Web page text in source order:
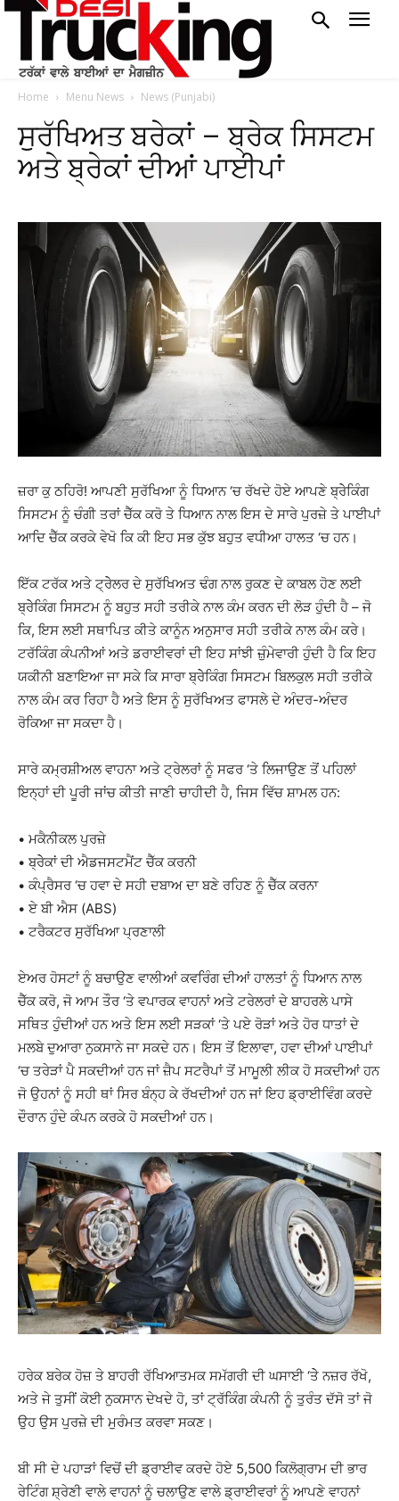
Home Menu News News (Punjabi)
ਸੁਰੱਖਿਅਤ ਬਰੇਕਾਂ – ਬ੍ਰੇਕ ਸਿਸਟਮ
ਅਤੇ ਬ੍ਰੇਕਾਂ ਦੀਆਂ ਪਾਈਪਾਂ
ਜ਼ਰਾ ਕੁ ਠਹਿਰੋ! ਆਪਣੀ ਸੁਰੱਖਿਆ ਨੂੰ ਧਿਆਨ ‘ਚ ਰੱਖਦੇ ਹੋਏ ਆਪਣੇ ਬ੍ਰੇੇਕਿੰਗ
ਸਿਸਟਮ ਨੂੰ ਚੰਗੀ ਤਰਾਂ ਚੈੱਕ ਕਰੋ ਤੇ ਧਿਆਨ ਨਾਲ ਇਸ ਦੇ ਸਾਰੇ ਪੁਰਜ਼ੇ ਤੇ ਪਾਈਪਾਂ
ਆਦਿ ਚੈੱਕ ਕਰਕੇ ਵੇਖੋ ਕਿ ਕੀ ਇਹ ਸਭ ਕੁੱਝ ਬਹੁਤ ਵਧੀਆ ਹਾਲਤ ‘ਚ ਹਨ।
ਇੱਕ ਟਰੱਕ ਅਤੇ ਟ੍ਰੇੇਲਰ ਦੇ ਸੁਰੱਖਿਅਤ ਢੰਗ ਨਾਲ ਰੁਕਣ ਦੇ ਕਾਬਲ ਹੋਣ ਲਈ
ਬ੍ਰੇੇਕਿੰਗ ਸਿਸਟਮ ਨੂੰ ਬਹੁਤ ਸਹੀ ਤਰੀਕੇ ਨਾਲ ਕੰਮ ਕਰਨ ਦੀ ਲੋੜ ਹੁੰਦੀ ਹੈ – ਜੋ
ਕਿ, ਇਸ ਲਈ ਸਥਾਪਿਤ ਕੀਤੇ ਕਾਨੂੰਨ ਅਨੁਸਾਰ ਸਹੀ ਤਰੀਕੇ ਨਾਲ ਕੰਮ ਕਰੇ।
ਟਰੱਕਿੰਗ ਕੰਪਨੀਆਂ ਅਤੇ ਡਰਾਈਵਰਾਂ ਦੀ ਇਹ ਸਾਂਝੀ ਜ਼ੁੰਮੇਵਾਰੀ ਹੁੰਦੀ ਹੈ ਕਿ ਇਹ
ਯਕੀਨੀ ਬਣਾਇਆ ਜਾ ਸਕੇ ਕਿ ਸਾਰਾ ਬ੍ਰੇੇਕਿੰਗ ਸਿਸਟਮ ਬਿਲਕੁਲ ਸਹੀ ਤਰੀਕੇ
ਨਾਲ ਕੰਮ ਕਰ ਰਿਹਾ ਹੈ ਅਤੇ ਇਸ ਨੂੰ ਸੁਰੱਖਿਅਤ ਫਾਸਲੇ ਦੇ ਅੰਦਰ-ਅੰਦਰ
ਰੋਕਿਆ ਜਾ ਸਕਦਾ ਹੈ।
ਸਾਰੇ ਕਮ੍ਰਸ਼ੀਅਲ ਵਾਹਨਾ ਅਤੇ ਟ੍ਰੇਲਰਾਂ ਨੂੰ ਸਫਰ ‘ਤੇ ਲਿਜਾਉਣ ਤੋਂ ਪਹਿਲਾਂ
ਇਨ੍ਹਾਂ ਦੀ ਪੂਰੀ ਜਾਂਚ ਕੀਤੀ ਜਾਣੀ ਚਾਹੀਦੀ ਹੈ, ਜਿਸ ਵਿੱਚ ਸ਼ਾਮਲ ਹਨ:
• ਮਕੈਨੀਕਲ ਪੁਰਜ਼ੇ
• ਬ੍ਰੇੇਕਾਂ ਦੀ ਐਡਜਸਟਮੈਂਟ ਚੈੱਕ ਕਰਨੀ
• ਕੰਪ੍ਰੈਸਰ ‘ਚ ਹਵਾ ਦੇ ਸਹੀ ਦਬਾਅ ਦਾ ਬਣੇ ਰਹਿਣ ਨੂੰ ਚੈੱਕ ਕਰਨਾ
• ਏ ਬੀ ਐਸ (ABS)
• ਟਰੈਕਟਰ ਸੁਰੱਖਿਆ ਪ੍ਰਣਾਲੀ
ਏਅਰ ਹੋਸਟਾਂ ਨੂੰ ਬਚਾਉਣ ਵਾਲੀਆਂ ਕਵਰਿੰਗ ਦੀਆਂ ਹਾਲਤਾਂ ਨੂੰ ਧਿਆਨ ਨਾਲ
ਚੈੱਕ ਕਰੋ, ਜੋ ਆਮ ਤੌਰ ‘ਤੇ ਵਪਾਰਕ ਵਾਹਨਾਂ ਅਤੇ ਟਰੇਲਰਾਂ ਦੇ ਬਾਹਰਲੇ ਪਾਸੇ
ਸਥਿਤ ਹੁੰਦੀਆਂ ਹਨ ਅਤੇ ਇਸ ਲਈ ਸੜਕਾਂ ‘ਤੇ ਪਏ ਰੋੜਾਂ ਅਤੇ ਹੋਰ ਧਾਤਾਂ ਦੇ
ਮਲਬੇ ਦੁਆਰਾ ਨੁਕਸਾਨੇ ਜਾ ਸਕਦੇ ਹਨ। ਇਸ ਤੋਂ ਇਲਾਵਾ, ਹਵਾ ਦੀਆਂ ਪਾਈਪਾਂ
‘ਚ ਤਰੇੜਾਂ ਪੈ ਸਕਦੀਆਂ ਹਨ ਜਾਂ ਜ਼ੈਪ ਸਟਰੈਪਾਂ ਤੋਂ ਮਾਮੂਲੀ ਲੀਕ ਹੋ ਸਕਦੀਆਂ ਹਨ
ਜੋ ਉਹਨਾਂ ਨੂੰ ਸਹੀ ਥਾਂ ਸਿਰ ਬੰਨ੍ਹ ਕੇ ਰੱਖਦੀਆਂ ਹਨ ਜਾਂ ਇਹ ਡ੍ਰਾਈਵਿੰਗ ਕਰਦੇ
ਦੌਰਾਨ ਹੁੰਦੇ ਕੰਪਨ ਕਰਕੇ ਹੋ ਸਕਦੀਆਂ ਹਨ।
ਹਰੇਕ ਬਰੇਕ ਹੋਜ਼ ਤੇ ਬਾਹਰੀ ਰੱਖਿਆਤਮਕ ਸਮੱਗਰੀ ਦੀ ਘਸਾਈ ‘ਤੇੇ ਨਜ਼ਰ ਰੱਖੋ,
ਅਤੇ ਜੇ ਤੁਸੀਂ ਕੋਈ ਨੁਕਸਾਨ ਦੇਖਦੇ ਹੋ, ਤਾਂ ਟ੍ਰੱਕਿੰਗ ਕੰਪਨੀ ਨੂੰ ਤੁਰੰਤ ਦੱਸੋ ਤਾਂ ਜੋ
ਉਹ ਉਸ ਪੁਰਜ਼ੇ ਦੀ ਮੁਰੰਮਤ ਕਰਵਾ ਸਕਣ।
ਬੀ ਸੀ ਦੇ ਪਹਾੜਾਂ ਵਿਚੋਂ ਦੀ ਡ੍ਰਾਈਵ ਕਰਦੇ ਹੋਏ 5,500 ਕਿਲੋਗ੍ਰਾਮ ਦੀ ਭਾਰ
ਰੇਟਿੰਗ ਸ਼੍ਰੇਣੀ ਵਾਲੇ ਵਾਹਨਾਂ ਨੂੰ ਚਲਾਉਣ ਵਾਲੇ ਡ੍ਰਾਈਵਰਾਂ ਨੂੰ ਆਪਣੇ ਵਾਹਨਾਂ